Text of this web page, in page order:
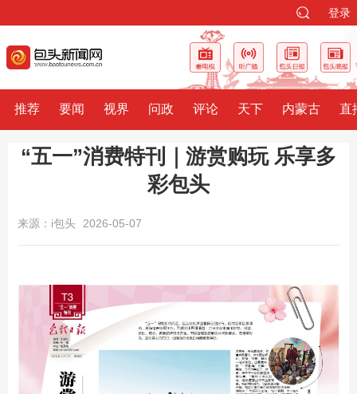
登录
推荐 要闻 视界 问政 评论 天下 内蒙古 直
“五一”消费特刊｜游赏购玩 乐享多
彩包头
来源：i包头 2026-05-07